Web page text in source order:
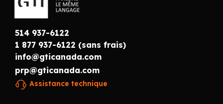
514 937-6122
1 877 937-6122 (sans frais)
info@gticanada.com
prp@gticanada.com
Assistance technique